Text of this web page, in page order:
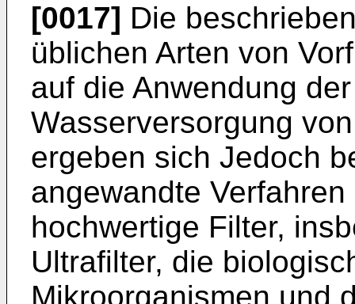
[0017] Die
üblichen Arten von
auf die Anwendung
Wasserversorgung
ergeben sich Jedoch
angewandte
hochwertige Filter,
Ultrafilter, die
Mikroorganismen und